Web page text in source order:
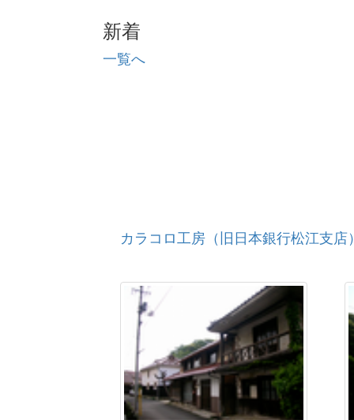
新着
一覧へ
カラコロ工房（旧日本銀行松江支店